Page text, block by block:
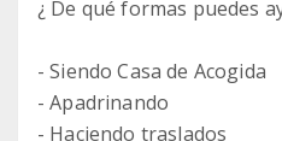
¿ De qué formas puedes
- Siendo Casa de Acogida
- Apadrinando
- Haciendo traslados